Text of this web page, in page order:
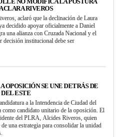
RIVEROS
aclaró que la declinación de Laura
decidido apoyar oficialmente a Daniel
una alianza con Cruzada Nacional y el
institucional debe ser
SE UNE DETRÁS DE
ESTE
a la Intendencia de Ciudad del
como candidato unitario de la oposición. El
del PLRA, Alcides Riveros, quien
una estrategia para consolidar la unidad